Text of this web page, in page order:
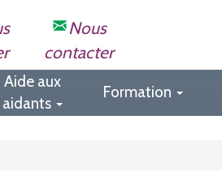
Nous
contacter
Aide aux
aidants
Formation